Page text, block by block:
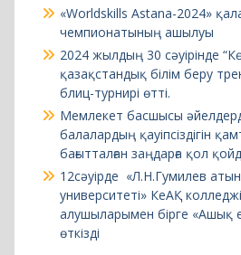
Мемлекет басшысы
балалардың қауіпсіздігін
бағытталған заңдарға қол
12сәуірде «Л.Н.Гумилев
университеті» КеАҚ
алушыларымен бірге «Ашық
өткізді
instagram
RU